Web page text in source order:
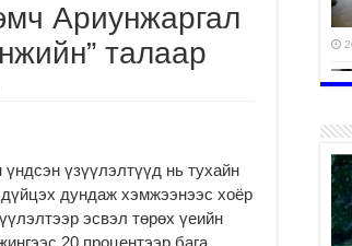
Ариунжаргал
талаар
үндсэн үзүүлэлтүүд нь тухайн
дундаж хэмжээнээс хоёр
эсвэл төрөх үеийн
20 процентээр бага